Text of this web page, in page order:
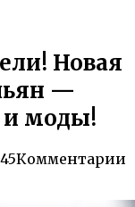
Новая
—
и моды!
45Комментарии